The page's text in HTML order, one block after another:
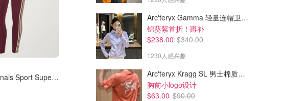
adidas Originals Sport Superstar 7/8紧身裤
Arc'teryx Gamma 轻量连帽卫衣 女款
锦葵紫首折！蹲补
$238.00 $340.00
1230人感兴趣
Arc'teryx Kragg SL 男士棉质短袖T恤
胸前小logo设计
$63.00 $90.00